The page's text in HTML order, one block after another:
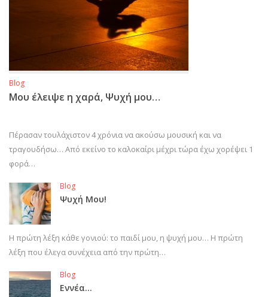
Blog
Μου έλειψε η χαρά, Ψυχή μου…
Πέρασαν τουλάχιστον 4 χρόνια να ακούσω μουσική και να
τραγουδήσω… Από εκείνο το καλοκαίρι μέχρι τώρα έχω χορέψει 1
φορά…
Blog
Ψυχή Μου!
Η πρώτη λέξη κάθε γονιού: το παιδί μου, η ψυχή μου… Η πρώτη
λέξη που έλεγα συνέχεια από την πρώτη…
Blog
Εννέα…